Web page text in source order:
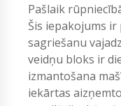
Pašlaik
Šis iepakojums
sagriešanu
veidņu bloks ir
izmantošana
iekārtas